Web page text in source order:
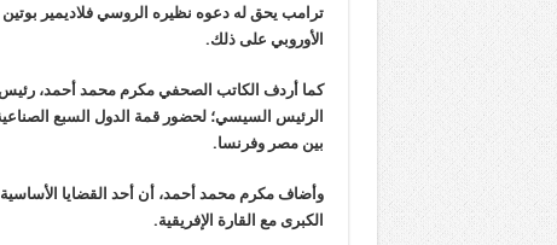
ترامب يحق له دعوه نظيره الروسي فلاديمير بوتين
الأوروبي على ذلك.
كما أردف الكاتب الصحفي مكرم محمد أحمد، رئيس
الرئيس السيسي؛ لحضور قمة الدول السبع الصناعية
بين مصر وفرنسا.
وأضاف مكرم محمد أحمد، أن أحد القضايا
الكبرى مع القارة الإفريقية.